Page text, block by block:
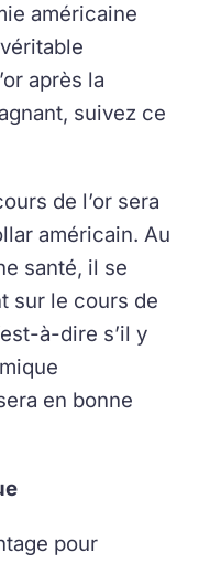
américaine
après la
suivez ce
de l’or sera
américain. Au
santé, il se
sur le cours de
à-dire s’il y
en bonne
pour